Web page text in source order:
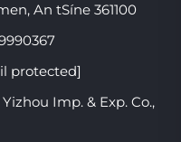
An tSíne 361100
protected]
Imp. & Exp. Co.,